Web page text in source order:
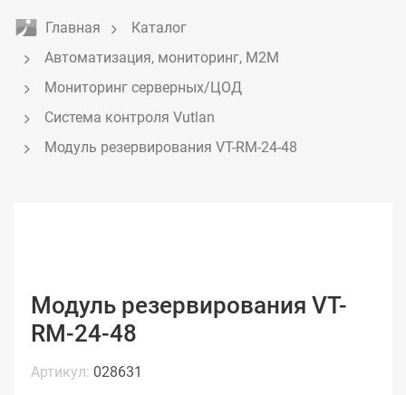
Главная
Каталог
Автоматизация, мониторинг, M2M
Мониторинг серверных/ЦОД
Система контроля Vutlan
Модуль резервирования VT-RM-24-48
Модуль резервирования VT-
RM-24-48
Артикул: 028631